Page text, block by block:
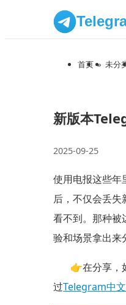
首页 » 未分
新版本
2025-09-25
使用电报这些年
后，不仅会丢
看不到。那种被
验和场景拿出来
👉在分享，如
过Telegram中